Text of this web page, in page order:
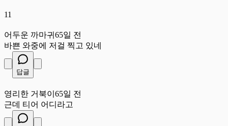
11
어두운 까마귀 65일 전
바쁜 와중에 저걸 찍고 있네
답글
영리한 거북이 65일 전
근데 티어 어디라고